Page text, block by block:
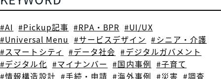
#AI #Pickup記事 #RPA・BPR #UI/UX
#Universal Menu #サービスデザイン #シニア・介護
#スマートシティ
#データ社会 #デジタルガバメント
#デジタル化 #マイナンバー #国内事例 #子育て
#情報構造設計 #手続・申請 #海外事例 #災害 #調査